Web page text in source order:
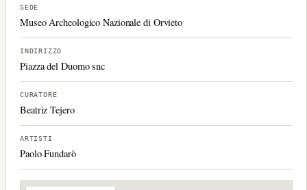
SEDE
Museo Archeologico Nazionale di Orvieto
INDIRIZZO
Piazza del Duomo snc
CURATORE
Beatriz Tejero
ARTISTI
Paolo Fundarò